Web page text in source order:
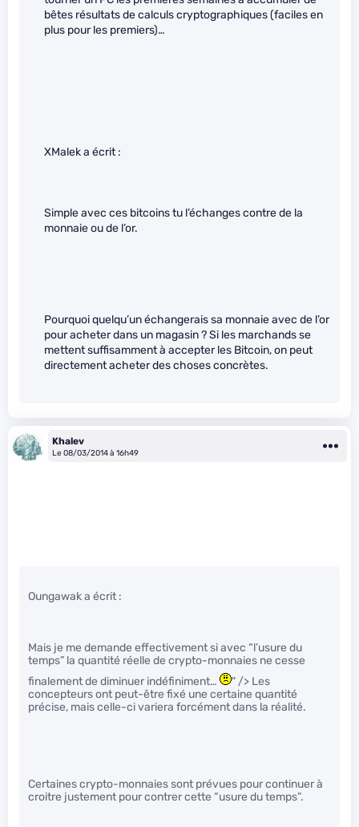
bêtes résultats de calculs cryptographiques (faciles en
plus pour les premiers)…
XMalek a écrit :
Simple avec ces bitcoins tu l’échanges contre de la
monnaie ou de l’or.
Pourquoi quelqu’un échangerais sa monnaie avec de l’or
pour acheter dans un magasin ? Si les marchands se
mettent suffisamment à accepter les Bitcoin, on peut
directement acheter des choses concrètes.
Khalev
Le 08/03/2014 à 16h49
Oungawak a écrit :
Mais je me demande effectivement si avec “l’usure du
temps” la quantité réelle de crypto-monnaies ne cesse
finalement de diminuer indéfiniment…
" /> Les
concepteurs ont peut-être fixé une certaine quantité
précise, mais celle-ci variera forcément dans la réalité.
Certaines crypto-monnaies sont prévues pour continuer à
croitre justement pour contrer cette “usure du temps”.